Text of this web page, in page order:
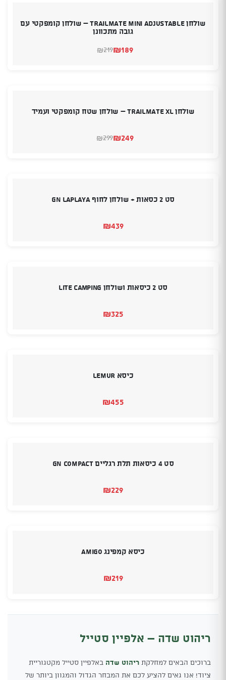
שולחן TrailMate Mini Adjustable – שולחן קומפקטי עם
גובה מתכוונן
₪219
המחיר₪189
המחיר
שולחן TrailMate XL – שולחן שטח קומפקטי ועמיד
₪299
המחיר₪249
המחיר
סט 2 כסאות + שולחן לחוף GN LAPLAYA
₪439
סט 2 כיסאות ושולחן Lite Camping
₪325
כיסא LEMUR
₪455
סט 4 כיסאות תלת רגליים GN COMPACT
₪229
כיסא קמפינג AMIGO
₪219
ריהוט שדה – אלפיין סטייל
ברוכים הבאים למחלקת ריהוט שדה באלפיין סטייל מקטגוריית
ציוד! אנו גאים להציע לכם את המבחר הגדול והמגוון ביותר של